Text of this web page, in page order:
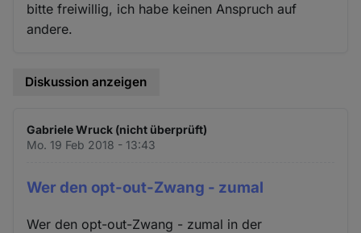
bitte freiwillig, ich habe keinen Anspruch auf
andere.
Diskussion anzeigen
Gabriele Wruck (nicht überprüft)
Mo. 19 Feb 2018 - 13:43
Wer den opt-out-Zwang - zumal
Wer den opt-out-Zwang - zumal in der